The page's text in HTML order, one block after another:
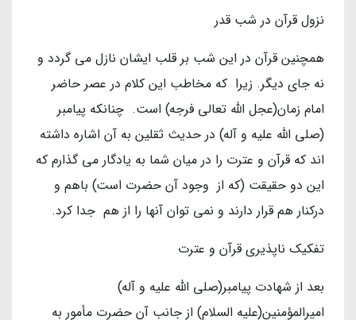
نزول قرآن در شب قدر
همچنین قرآن در این شب بر قلب ایشان نازل می گردد و
نه جای دیگر. زیرا که مخاطب این کلام در عصر حاضر
امام زمان(عجل الله تعالی فرجه) است. چنانکه پیامبر
(صلی الله علیه و آله) در حدیث ثقلین به آن اشاره داشته
اند که قرآن و عترت را در میان شما به یادگار می گذارم که
این دو حقیقت (که از وجود آن حضرت است) باهم و
درکنار هم قرار دارند و نمی توان آنها را از هم جدا کرد.
تفکیک ناپذیری قرآن و عترت
بعد از شهادت پیامبر(صلی الله علیه و آله)
امیرالمؤمنین(علیه السلام) از جانب آن حضرت مأمور به